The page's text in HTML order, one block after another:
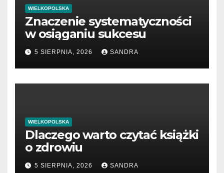
WIELKOPOLSKA
Znaczenie systematyczności
w osiąganiu sukcesu
5 SIERPNIA, 2026 SANDRA
WIELKOPOLSKA
Dlaczego warto czytać książki
o zdrowiu
5 SIERPNIA, 2026 SANDRA